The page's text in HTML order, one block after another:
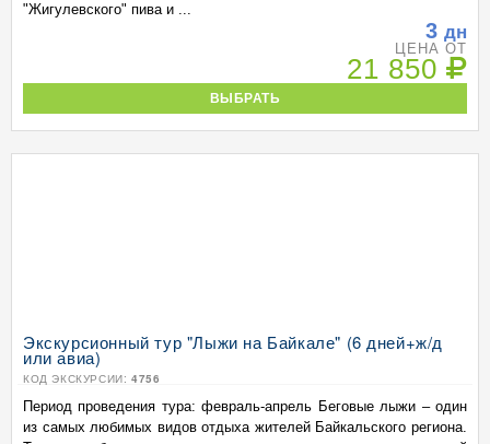
"Жигулевского" пива и ...
3 дн
ЦЕНА ОТ
21 850
ВЫБРАТЬ
Экскурсионный тур "Лыжи на Байкале" (6 дней+ж/д
или авиа)
КОД ЭКСКУРСИИ: 4756
Период проведения тура: февраль-апрель Беговые лыжи – один
из самых любимых видов отдыха жителей Байкальского региона.